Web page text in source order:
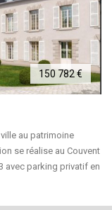
150 782 €
au patrimoine
se réalise au Couvent
avec parking privatif en